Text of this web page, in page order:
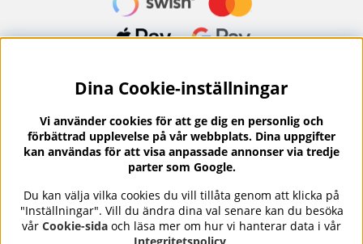
Nyhetsbrev?
I vårt nyhetsbrev får du ta del av nyheter och
erbjudanden.
Se våra omdömen på⭐ Trustpilot
Dina Cookie-inställningar
Vi använder cookies för att ge dig en personlig och
förbättrad upplevelse på vår webbplats. Dina uppgifter
kan användas för att visa anpassade annonser via tredje
parter som Google.
Du kan välja vilka cookies du vill tillåta genom att klicka på
"Inställningar". Vill du ändra dina val senare kan du besöka
vår Cookie-sida och läsa mer om hur vi hanterar data i vår